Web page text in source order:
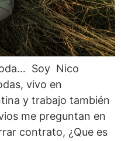
Soy Nico
vivo en
y trabajo también
me preguntan en
contrato, ¿Que es